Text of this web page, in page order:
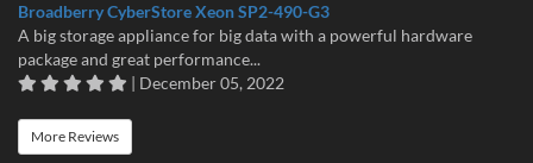
Broadberry CyberStore Xeon SP2-490-G3
A big storage appliance for big data with a powerful hardware
package and great performance...
| December 05, 2022
More Reviews